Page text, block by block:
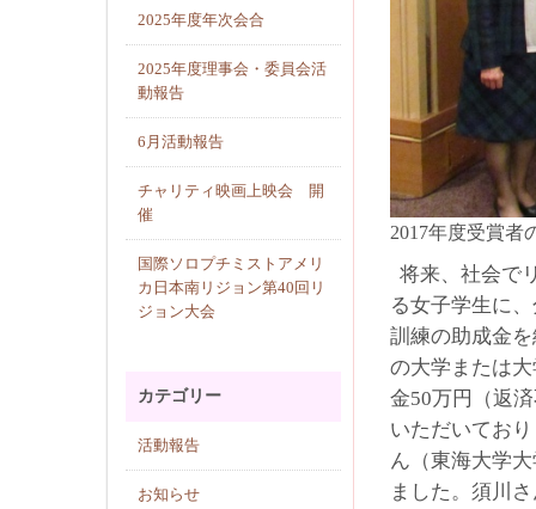
2017年度受賞者
将来、社会で
る女子学生に
訓練の助成金
の大学または
金50万円（返
いただいてお
ん（東海大学
ました。須川
2025年度年次会合
2025年度理事会・委員会活
動報告
6月活動報告
チャリティ映画上映会 開
催
国際ソロプチミストアメリ
カ日本南リジョン第40回リ
ジョン大会
カテゴリー
活動報告
お知らせ